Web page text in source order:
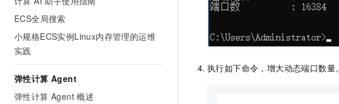
ECS全局搜索
小规格ECS实例Linux内存管理的运维
实践
弹性计算 Agent
弹性计算 Agent 概述
执行如下命令，增大动态端口数量。